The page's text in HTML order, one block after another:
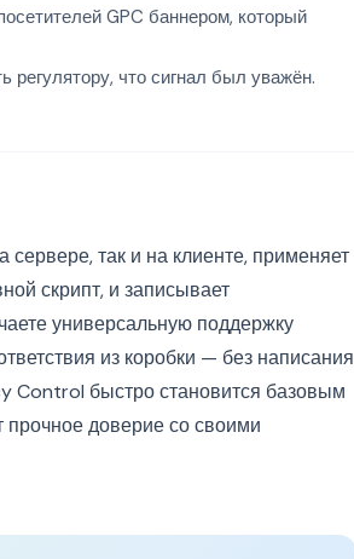
GPC баннером, который
регулятору, что сигнал был уважён.
сервере, так и на клиенте, применяет
скрипт, и записывает
универсальную поддержку
из коробки — без написания
Control быстро становится базовым
прочное доверие со своими